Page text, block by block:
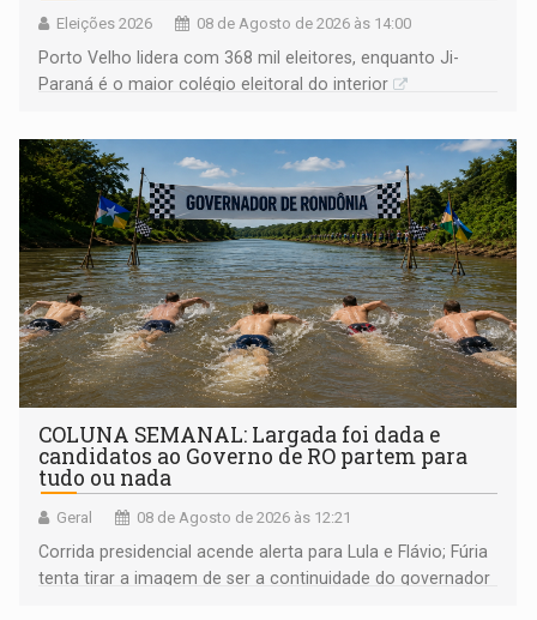
Eleições 2026 08 de Agosto de 2026 às 14:00
Porto Velho lidera com 368 mil eleitores, enquanto Ji-
Paraná é o maior colégio eleitoral do interior
COLUNA SEMANAL: Largada foi dada e
candidatos ao Governo de RO partem para
tudo ou nada
Geral 08 de Agosto de 2026 às 12:21
Corrida presidencial acende alerta para Lula e Flávio; Fúria
tenta tirar a imagem de ser a continuidade do governador